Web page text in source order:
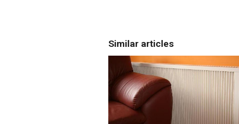
Similar articles